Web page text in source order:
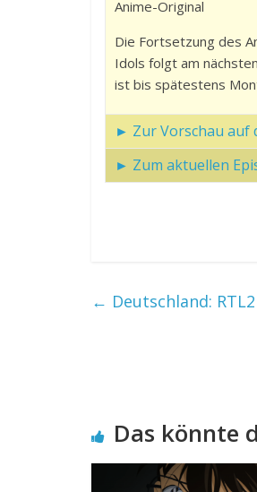
Anime-Original
Die Fortsetzung des
Idols folgt am
ist bis spätestens
► Zur Vorschau auf
► Zum aktuellen
← Deutschland:
Das könnte